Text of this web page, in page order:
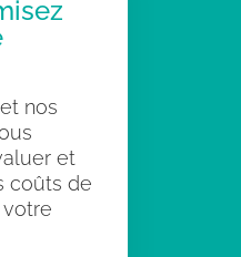
nos
et
coûts de